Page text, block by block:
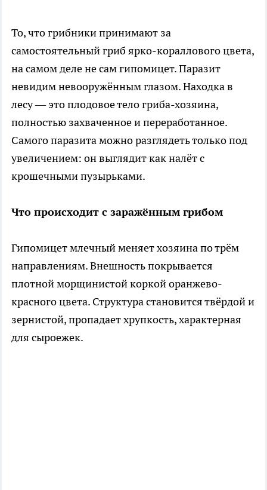
То, что грибники принимают за
самостоятельный гриб ярко-кораллового цвета,
на самом деле не сам гипомицет. Паразит
невидим невооружённым глазом. Находка в
лесу — это плодовое тело гриба-хозяина,
полностью захваченное и переработанное.
Самого паразита можно разглядеть только под
увеличением: он выглядит как налёт с
крошечными пузырьками.
Что происходит с заражённым грибом
Гипомицет млечный меняет хозяина по трём
направлениям. Внешность покрывается
плотной морщинистой коркой оранжево-
красного цвета. Структура становится твёрдой и
зернистой, пропадает хрупкость, характерная
для сыроежек.